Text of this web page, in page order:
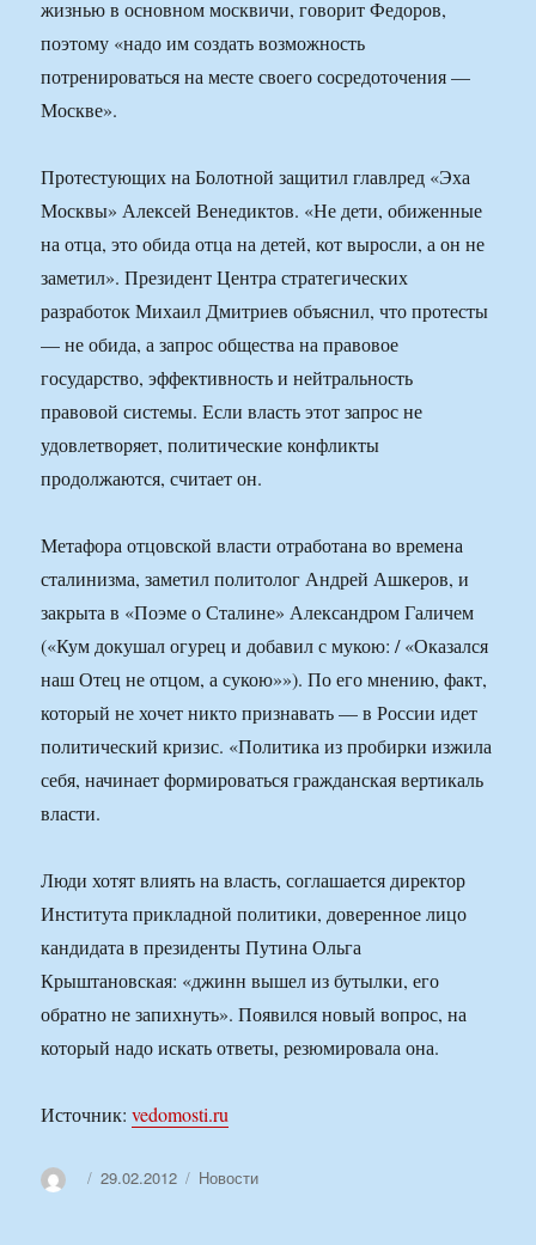
жизнью в основном москвичи, говорит Федоров,
поэтому «надо им создать возможность
потренироваться на месте своего сосредоточения —
Москве».
Протестующих на Болотной защитил главлред «Эха
Москвы» Алексей Венедиктов. «Не дети, обиженные
на отца, это обида отца на детей, кот выросли, а он не
заметил». Президент Центра стратегических
разработок Михаил Дмитриев объяснил, что протесты
— не обида, а запрос общества на правовое
государство, эффективность и нейтральность
правовой системы. Если власть этот запрос не
удовлетворяет, политические конфликты
продолжаются, считает он.
Метафора отцовской власти отработана во времена
сталинизма, заметил политолог Андрей Ашкеров, и
закрыта в «Поэме о Сталине» Александром Галичем
(«Кум докушал огурец и добавил с мукою: / «Оказался
наш Отец не отцом, а сукою»»). По его мнению, факт,
который не хочет никто признавать — в России идет
политический кризис. «Политика из пробирки изжила
себя, начинает формироваться гражданская вертикаль
власти.
Люди хотят влиять на власть, соглашается директор
Института прикладной политики, доверенное лицо
кандидата в президенты Путина Ольга
Крыштановская: «джинн вышел из бутылки, его
обратно не запихнуть». Появился новый вопрос, на
который надо искать ответы, резюмировала она.
Источник:vedomosti.ru
АвторОпубликовано
29.02.2012 Рубрики
Новости